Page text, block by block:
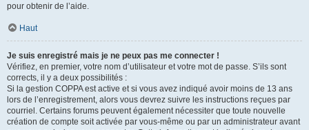
pour obtenir de l’aide.
Haut
Je suis enregistré mais je ne peux pas me connecter !
Vérifiez, en premier, votre nom d’utilisateur et votre mot de passe. S’ils sont
corrects, il y a deux possibilités :
Si la gestion COPPA est active et si vous avez indiqué avoir moins de 13 ans
lors de l’enregistrement, alors vous devrez suivre les instructions reçues par
courriel. Certains forums peuvent également nécessiter que toute nouvelle
création de compte soit activée par vous-même ou par un administrateur avant